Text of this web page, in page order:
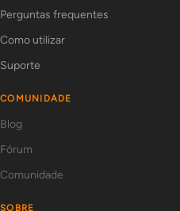
Perguntas frequentes
Como utilizar
Suporte
COMUNIDADE
Blog
Fórum
Comunidade
SOBRE